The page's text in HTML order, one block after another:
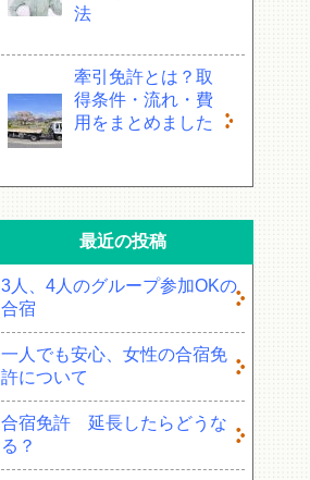
法
牽引免許とは？取
得条件・流れ・費
用をまとめました
最近の投稿
3人、4人のグループ参加OKの
合宿
一人でも安心、女性の合宿免
許について
合宿免許 延長したらどうな
る？